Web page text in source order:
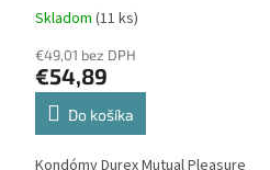
Priemerné
produktu
je
2,7
Skladom (11 ks)
€49,01 bez DPH
€54,89
Do košíka